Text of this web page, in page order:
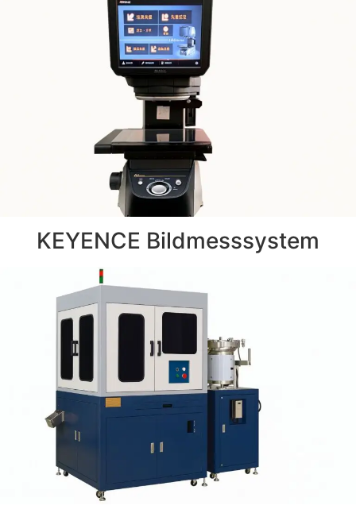
KEYENCE Bildmesssystem